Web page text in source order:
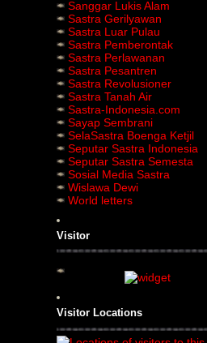
Sanggar Lukis Alam
Sastra Gerilyawan
Sastra Luar Pulau
Sastra Pemberontak
Sastra Perlawanan
Sastra Pesantren
Sastra Revolusioner
Sastra Tanah Air
Sastra-Indonesia.com
Sayap Sembrani
SelaSastra Boenga Ketjil
Seputar Sastra Indonesia
Seputar Sastra Semesta
Sosial Media Sastra
Wislawa Dewi
World letters
Visitor
Visitor Locations